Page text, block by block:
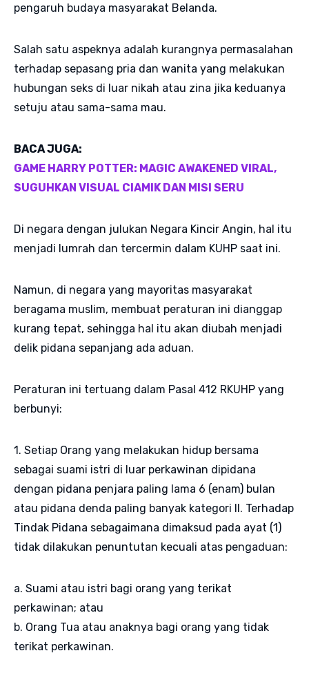
pengaruh budaya masyarakat Belanda.
Salah satu aspeknya adalah kurangnya permasalahan
terhadap sepasang pria dan wanita yang melakukan
hubungan seks di luar nikah atau zina jika keduanya
setuju atau sama-sama mau.
BACA JUGA:
GAME HARRY POTTER: MAGIC AWAKENED VIRAL,
SUGUHKAN VISUAL CIAMIK DAN MISI SERU
Di negara dengan julukan Negara Kincir Angin, hal itu
menjadi lumrah dan tercermin dalam KUHP saat ini.
Namun, di negara yang mayoritas masyarakat
beragama muslim, membuat peraturan ini dianggap
kurang tepat, sehingga hal itu akan diubah menjadi
delik pidana sepanjang ada aduan.
Peraturan ini tertuang dalam Pasal 412 RKUHP yang
berbunyi:
1. Setiap Orang yang melakukan hidup bersama
sebagai suami istri di luar perkawinan dipidana
dengan pidana penjara paling lama 6 (enam) bulan
atau pidana denda paling banyak kategori II. Terhadap
Tindak Pidana sebagaimana dimaksud pada ayat (1)
tidak dilakukan penuntutan kecuali atas pengaduan:
a. Suami atau istri bagi orang yang terikat
perkawinan; atau
b. Orang Tua atau anaknya bagi orang yang tidak
terikat perkawinan.